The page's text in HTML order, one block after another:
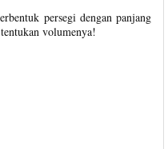
persegi dengan panjang
volumenya!